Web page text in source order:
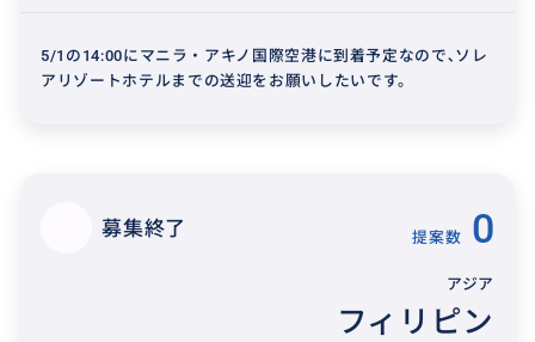
5/1の14:00にマニラ・アキノ国際空港に到着予定なので､ソレ
アリゾートホテルまでの送迎をお願いしたいです。
募集終了 提案数 0
アジア
フィリピン